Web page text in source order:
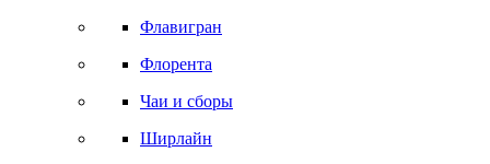
Флавигран
Флорента
Чаи и сборы
Ширлайн